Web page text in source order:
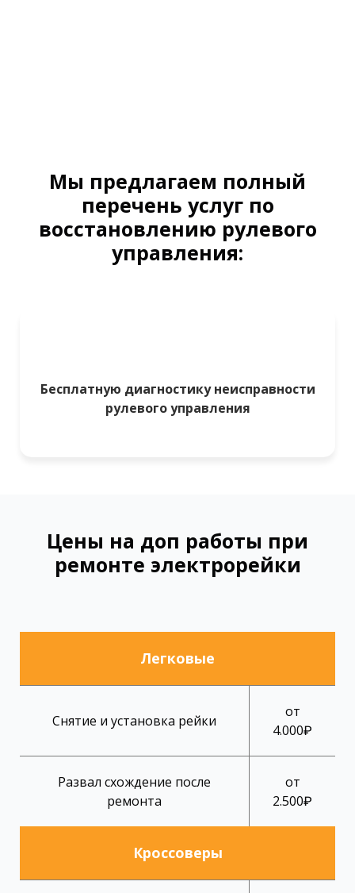
Мы предлагаем полный
перечень услуг по
восстановлению рулевого
управления:
Бесплатную диагностику неисправности
рулевого управления
Цены на доп работы при
ремонте электрорейки
Легковые
Снятие и установка рейки
от
4.000₽
Развал схождение после
ремонта
от
2.500₽
Кроссоверы